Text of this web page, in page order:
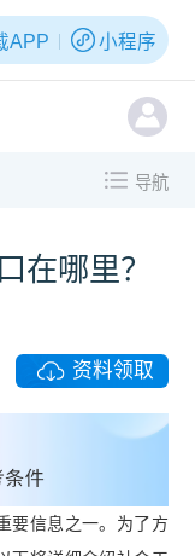
APP 小程序
导航
在哪里？
资料领取
要信息之一。为了方